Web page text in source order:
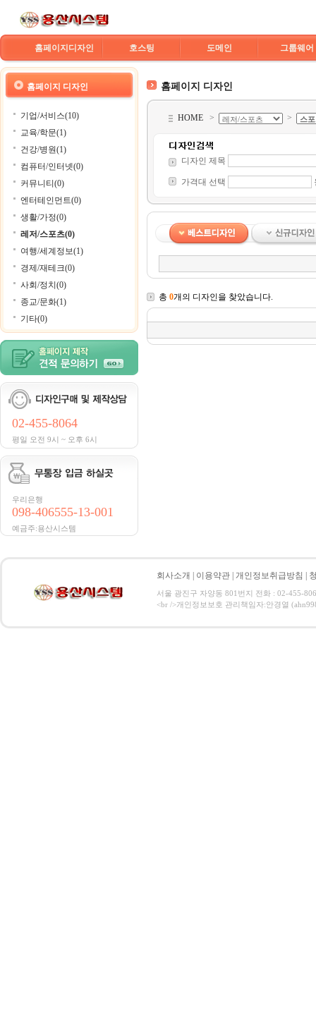
홈페이지디자인 호스팅 도메인 그룹웨어
홈페이지 디자인
기업/서비스(10)
교육/학문(1)
건강/병원(1)
컴퓨터/인터넷(0)
커뮤니티(0)
엔터테인먼트(0)
생활/가정(0)
레저/스포츠(0)
여행/세계정보(1)
경제/재테크(0)
사회/정치(0)
종교/문화(1)
기타(0)
02-455-8064
평일 오전 9시 ~ 오후 6시
우리은행
098-406555-13-001
예금주:용산시스템
홈페이지 디자인
HOME > >
디자인 제목
가격대 선택
총 0개의 디자인을 찾았습니다.
회사소개 이용약관 개인정보취급방침
서울 광진구 자양동 801번지 전화 : 02-455-
<br />개인정보보호 관리책임자:안경열